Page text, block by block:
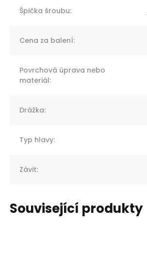
Špička šroubu:
Cena za balení:
Povrchová úprava nebo
materiál:
Drážka:
Typ hlavy:
Závit:
Související produkty